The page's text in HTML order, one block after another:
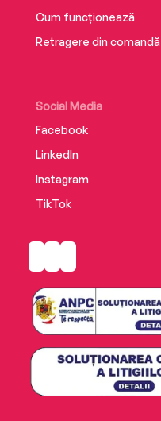
Cum funcționează
Retragere din comandă
Social Media
Facebook
LinkedIn
Instagram
TikTok